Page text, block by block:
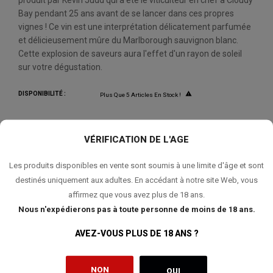
VÉRIFICATION DE L'AGE
Les produits disponibles en vente sont soumis à une limite d'âge et sont
destinés uniquement aux adultes. En accédant à notre site Web, vous
affirmez que vous avez plus de 18 ans.
Nous n'expédierons pas à toute personne de moins de 18 ans.
AVEZ-VOUS PLUS DE 18 ANS ?
NON OUI
Bay pendant 25 ans avant de se lancer dans ces propres
vignes ! Ce vin est une interprétation délicatement parfumée
et délicieusement mûre du Marlborough sauvignon blanc.
Cette explosion de saveurs aura l'effet d'un rayon de soleil
sur votre dégustation.
DISPONIBILITÉ : Plus Que 5 Articles En Stock ! 
AJOUTER À MA LISTE DE SOUHAITS